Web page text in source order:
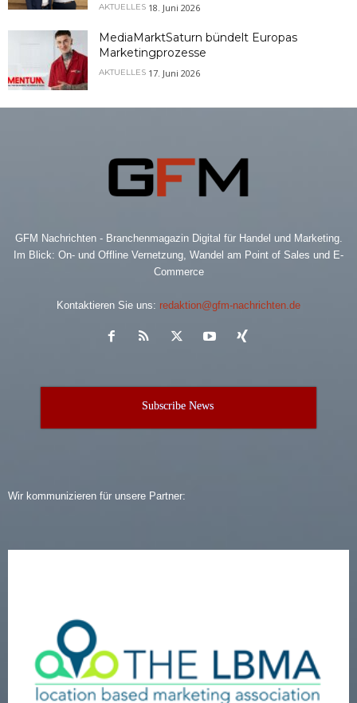
AKTUELLES 18. Juni 2026
MediaMarktSaturn bündelt Europas
Marketingprozesse
AKTUELLES 17. Juni 2026
GFM Nachrichten - Branchenmagazin Digital für Handel und Marketing.
Im Blick: On- und Offline Vernetzung, Wandel am Point of Sales und E-
Commerce
Kontaktieren Sie uns: redaktion@gfm-nachrichten.de
Subscribe News
Wir kommunizieren für unsere Partner: